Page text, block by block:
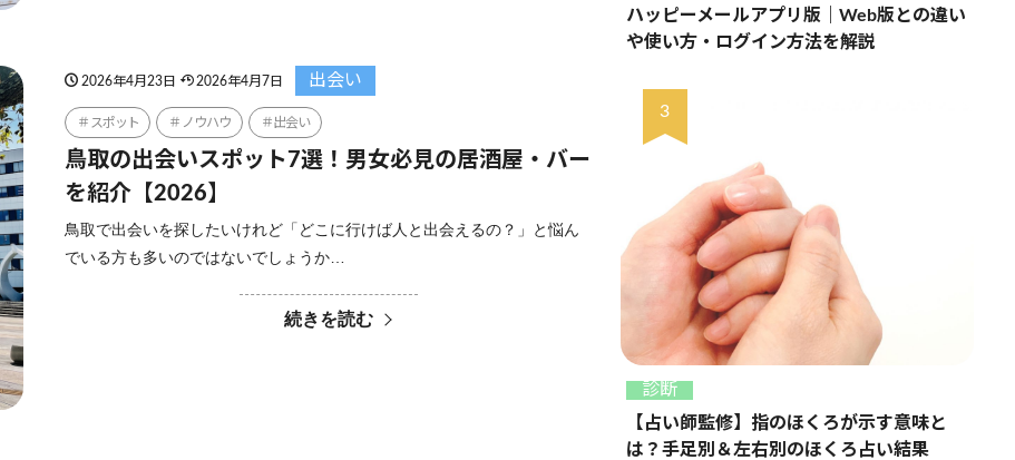
2026年4月23日 2026年4月7日 出会い
スポット ノウハウ 出会い
鳥取の出会いスポット7選！男女必見の居酒屋・バー
を紹介【2026】
鳥取で出会いを探したいけれど「どこに行けば人と出会えるの？」と悩ん
でいる方も多いのではないでしょうか…
続きを読む
ハッピーメールアプリ版｜Web版との違い
や使い方・ログイン方法を解説
診断
【占い師監修】指のほくろが示す意味と
は？手足別＆左右別のほくろ占い結果